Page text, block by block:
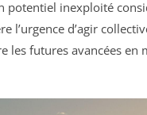
potentiel inexploité
l’urgence d’agir
les futures avancées en